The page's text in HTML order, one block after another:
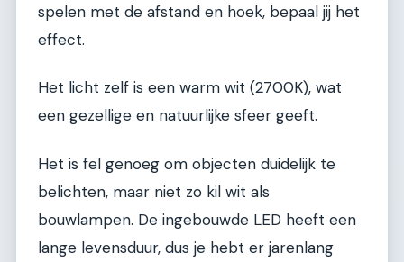
spelen met de afstand en hoek, bepaal jij het
effect.
Het licht zelf is een warm wit (2700K), wat
een gezellige en natuurlijke sfeer geeft.
Het is fel genoeg om objecten duidelijk te
belichten, maar niet zo kil wit als
bouwlampen. De ingebouwde LED heeft een
lange levensduur, dus je hebt er jarenlang